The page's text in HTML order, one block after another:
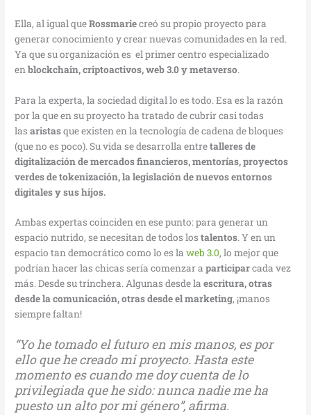
Ella, al igual queRossmariecreó su propio proyecto para
generar conocimiento y crear nuevas comunidades en la red.
Ya que su organización es el primer centro especializado
enblockchain, criptoactivos, web 3.0 y metaverso.
Para la experta, la sociedad digital lo es todo. Esa es la razón
por la que en su proyecto ha tratado de cubrir casi todas
lasaristasque existen en la tecnología de cadena de bloques
(que no es poco). Su vida se desarrolla entretalleres de
digitalización de mercados financieros, mentorías, proyectos
verdes de tokenización, la legislación de nuevos entornos
digitales y sus hijos.
Ambas expertas coinciden en ese punto: para generar un
espacio nutrido, se necesitan de todos lostalentos. Y en un
espacio tan democrático como lo es laweb 3.0, lo mejor que
podrían hacer las chicas sería comenzar aparticiparcada vez
más. Desde su trinchera. Algunas desde laescritura, otras
desde la comunicación, otras desde el marketing, ¡manos
siempre faltan!
“Yo he tomado el futuro en mis manos, es por
ello que he creado mi proyecto. Hasta este
momento es cuando me doy cuenta de lo
privilegiada que he sido: nunca nadie me ha
puesto un alto por mi género”, afirma.